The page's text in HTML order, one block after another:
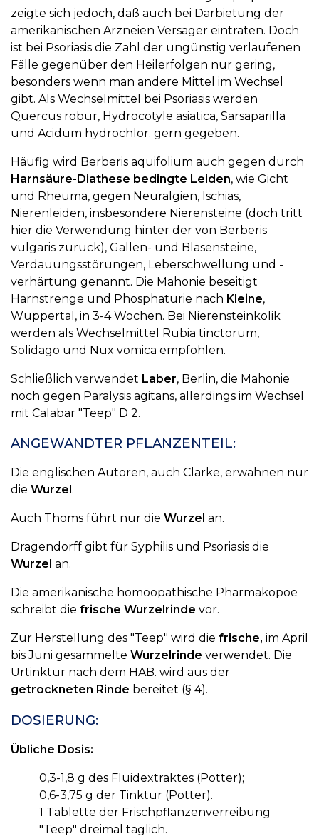
zeigte sich jedoch, daß auch bei Darbietung der
amerikanischen Arzneien Versager eintraten. Doch
ist bei Psoriasis die Zahl der ungünstig verlaufenen
Fälle gegenüber den Heilerfolgen nur gering,
besonders wenn man andere Mittel im Wechsel
gibt. Als Wechselmittel bei Psoriasis werden
Quercus robur, Hydrocotyle asiatica, Sarsaparilla
und Acidum hydrochlor. gern gegeben.
Häufig wird Berberis aquifolium auch gegen durch
Harnsäure-Diathese bedingte Leiden, wie Gicht
und Rheuma, gegen Neuralgien, Ischias,
Nierenleiden, insbesondere Nierensteine (doch tritt
hier die Verwendung hinter der von Berberis
vulgaris zurück), Gallen- und Blasensteine,
Verdauungsstörungen, Leberschwellung und -
verhärtung genannt. Die Mahonie beseitigt
Harnstrenge und Phosphaturie nach Kleine,
Wuppertal, in 3-4 Wochen. Bei Nierensteinkolik
werden als Wechselmittel Rubia tinctorum,
Solidago und Nux vomica empfohlen.
Schließlich verwendet Laber, Berlin, die Mahonie
noch gegen Paralysis agitans, allerdings im Wechsel
mit Calabar "Teep" D 2.
ANGEWANDTER PFLANZENTEIL:
Die englischen Autoren, auch Clarke, erwähnen nur
die Wurzel .
Auch Thoms führt nur die Wurzel an.
Dragendorff gibt für Syphilis und Psoriasis die
Wurzel an.
Die amerikanische homöopathische Pharmakopöe
schreibt die frische Wurzelrinde vor.
Zur Herstellung des "Teep" wird die frische, im April
bis Juni gesammelte Wurzelrinde verwendet. Die
Urtinktur nach dem HAB. wird aus der
getrockneten Rinde bereitet (§ 4).
DOSIERUNG:
Übliche Dosis:
0,3-1,8 g des Fluidextraktes (Potter);
0,6-3,75 g der Tinktur (Potter).
1 Tablette der Frischpflanzenverreibung
"Teep" dreimal täglich.